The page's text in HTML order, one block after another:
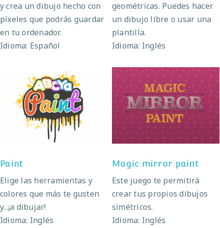
y crea un dibujo hecho con
píxeles que podrás guardar
en tu ordenador.
Idioma: Español
geométricas. Puedes hacer
un dibujo libre o usar una
plantilla.
Idioma: Inglés
Paint
Paint
Elige las herramientas y
colores que más te gusten
y...¡a dibujar!
Idioma: Inglés
Magic mirror paint
Magic mirror paint
Este juego te permitirá
crear tus propios dibujos
simétricos.
Idioma: Inglés